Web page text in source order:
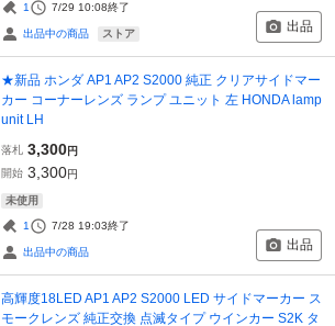
1 7/29 10:08終了
出品中の商品 ストア 出品
★新品 ホンダ AP1 AP2 S2000 純正 クリアサイドマー
カー コーナーレンズ ランプ ユニット 左 HONDA lamp
unit LH
落札 3,300円
開始 3,300円
未使用
1 7/28 19:03終了
出品中の商品 出品
高輝度18LED AP1 AP2 S2000 LED サイドマーカー ス
モークレンズ 純正交換 点滅タイプ ウインカー S2K タ